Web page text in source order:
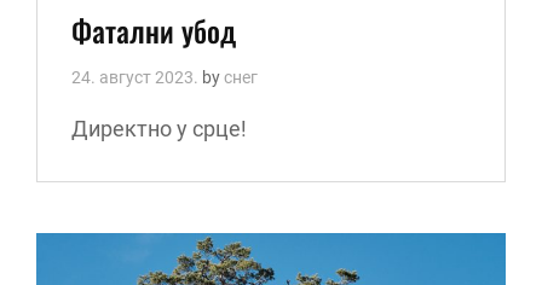
Links
Фатални убод
24. август 2023. byснег
Директно у срце!